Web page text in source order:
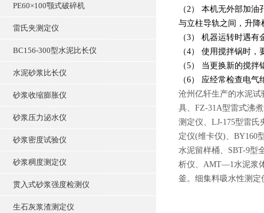
PE60×100颚式破碎机
雷氏夹测定仪
BC156-300型水泥比长仪
水泥砂浆比长仪
砂浆收缩膨胀仪
砂浆压力泌水仪
砂浆密度试验仪
砂浆稠度测定仪
贯入式砂浆强度检测仪
生石灰浆渣测定仪
（2） 本机无外部加
与立柱导轨之间，升
（3） 机器运转时遇
（4） 使用搅拌锅时
（5） 当更换新的搅
（6） 应经常检查电
沧州亿轩生产的水泥试
具、FZ-31A型雷式沸
测定仪、LJ-175型雷氏
定仪(维卡仪)、BY160
水泥留样桶、SBT-9型
析仪、AMT—1水泥浆
釜。细集料吸水性测